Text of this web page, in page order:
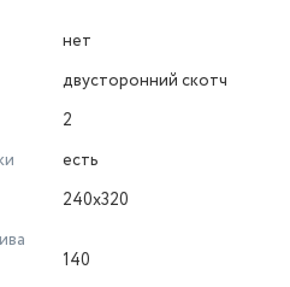
нет
двусторонний скотч
2
есть
240x320
140